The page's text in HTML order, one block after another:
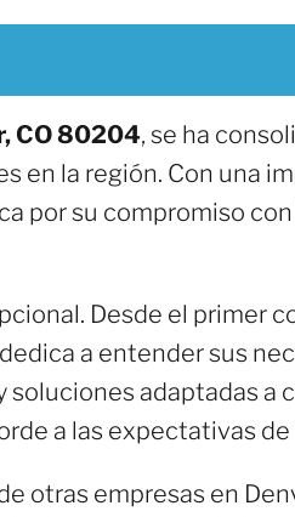
CO 80204, se ha
en la región. Con una
por su compromiso
Desde el primer
a entender sus
adaptadas a
a las expectativas
otras empresas en